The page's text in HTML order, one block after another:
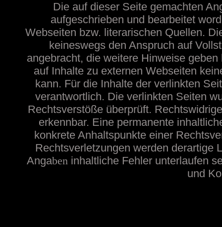
Die auf dieser Seite gemachten
aufgeschrieben und bearbeitet
Webseiten bzw. literarischen Quellen.
keineswegs den Anspruch auf
angebracht, die weitere Hinweise
auf Inhalte zu externen Webseiten
kann. Für die Inhalte der verlinkten
verantwortlich. Die verlinkten Seiten
Rechtsverstöße überprüft.
erkennbar. Eine permanente
konkrete Anhaltspunkte einer
Rechtsverletzungen werden derartige
Angaben inhaltliche Fehler unterlaufen
und